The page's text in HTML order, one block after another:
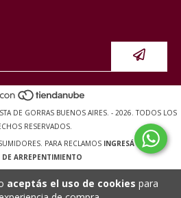
aceptás el uso de cookies para
DE GORRAS BUENOS AIRES. - 2026. TODOS LOS
RESERVADOS.
PARA RECLAMOS INGRESÁ ACÁ.
ARREPENTIMIENTO